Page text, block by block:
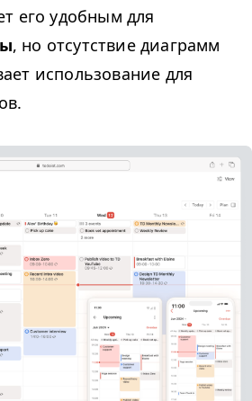
его удобным для
, но отсутствиедиаграмм
использование для